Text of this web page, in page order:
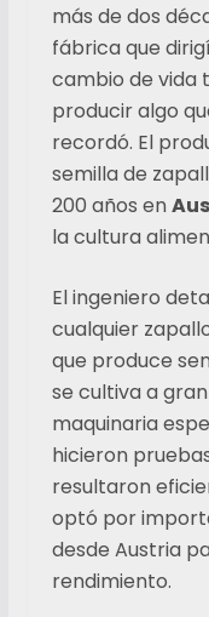
más de dos
fábrica que
cambio de vida
producir algo
recordó. El
semilla de
200 años en
la cultura
El ingeniero
cualquier
que produce
se cultiva a
maquinaria
hicieron
resultaron
optó por
desde Austria
rendimiento.